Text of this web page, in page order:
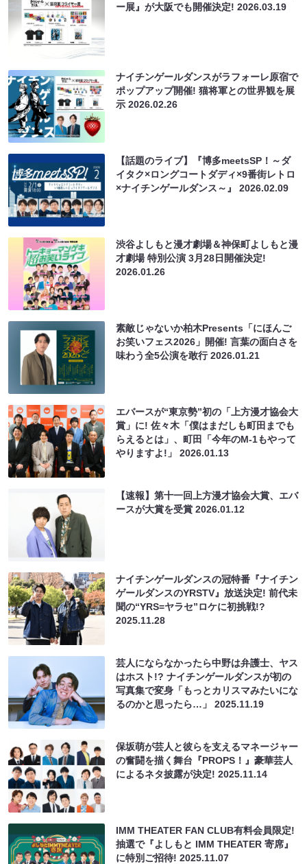
ー展』が大阪でも開催決定!2026.03.19
ナイチンゲールダンスがラフォーレ原宿で
ポップアップ開催! 猫将軍との世界観を展
示2026.02.26
【話題のライブ】『博多meetsSP！～ダ
イタク×ロングコートダディ×9番街レトロ
×ナイチンゲールダンス～』2026.02.09
渋谷よしもと漫才劇場＆神保町よしもと漫
才劇場 特別公演 3月28日開催決定!
2026.01.26
素敵じゃないか柏木Presents「にほんご
お笑いフェス2026」開催! 言葉の面白さを
味わう全5公演を敢行2026.01.21
エバースが“東京勢”初の「上方漫才協会大
賞」に! 佐々木「僕はまだしも町田までも
らえるとは」、町田「今年のM-1もやって
やりますよ!」2026.01.13
【速報】第十一回上方漫才協会大賞、エバ
ースが大賞を受賞2026.01.12
ナイチンゲールダンスの冠特番『ナイチン
ゲールダンスのYRSTV』放送決定! 前代未
聞の“YRS=ヤラセ”ロケに初挑戦!?
2025.11.28
芸人にならなかったら中野は弁護士、ヤス
はホスト!? ナイチンゲールダンスが初の
写真集で変身「もっとカリスマみたいにな
るのかと思ったら…」2025.11.19
保坂萌が芸人と彼らを支えるマネージャー
の奮闘を描く舞台『PROPS！』豪華芸人
によるネタ披露が決定!2025.11.14
IMM THEATER FAN CLUB有料会員限定!
抽選で『よしもと IMM THEATER 寄席』
に特別ご招待!2025.11.07